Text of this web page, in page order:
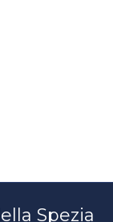
Spezia